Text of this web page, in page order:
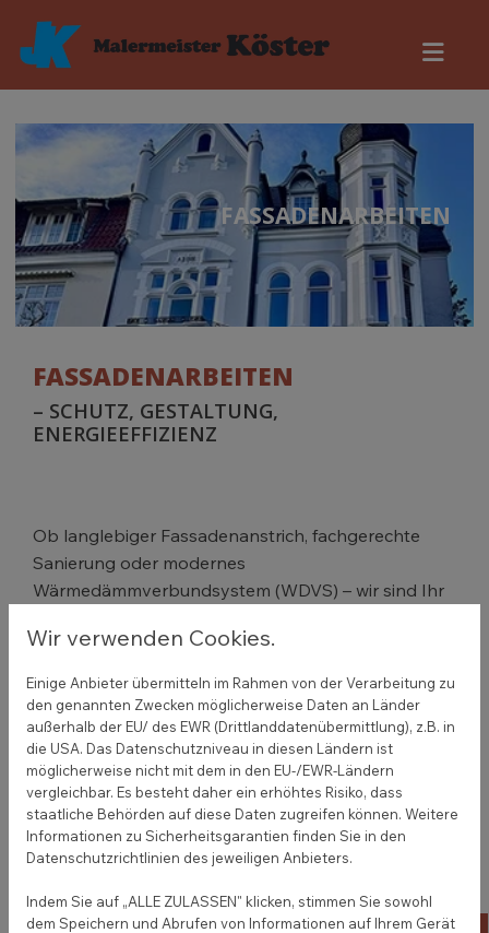
FASSADENARBEITEN
FASSADENARBEITEN
– SCHUTZ, GESTALTUNG,
ENERGIEEFFIZIENZ
Ob langlebiger Fassadenanstrich, fachgerechte
Sanierung oder modernes
Wärmedämmverbundsystem (WDVS) – wir sind Ihr
Die Fassade prägt den ersten Eindruck und schützt
Unsere Arbeiten sorgen dafür, dass Ihr Gebäude
optisch überzeugt und langfristig geschützt bleibt.
Wir bieten Anstriche, Sanierungen,
Rissarmierungen, Putzreparaturen und
Modernisierung mit WDVS.
Ihrem Gebäude passt.
Wir verwenden Cookies.
Einige Anbieter übermitteln im Rahmen von der Verarbeitung zu
den genannten Zwecken möglicherweise Daten an Länder
außerhalb der EU/ des EWR (Drittlanddatenübermittlung), z.B. in
die USA. Das Datenschutzniveau in diesen Ländern ist
möglicherweise nicht mit dem in den EU-/EWR-Ländern
vergleichbar. Es besteht daher ein erhöhtes Risiko, dass
staatliche Behörden auf diese Daten zugreifen können. Weitere
Informationen zu Sicherheitsgarantien finden Sie in den
Datenschutzrichtlinien des jeweiligen Anbieters.
Indem Sie auf „ALLE ZULASSEN" klicken, stimmen Sie sowohl
dem Speichern und Abrufen von Informationen auf Ihrem Gerät